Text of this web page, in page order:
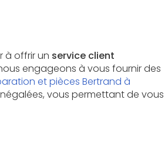
à offrir un service client
engageons à vous fournir des
et pièces Bertrand à
vous permettant de vous